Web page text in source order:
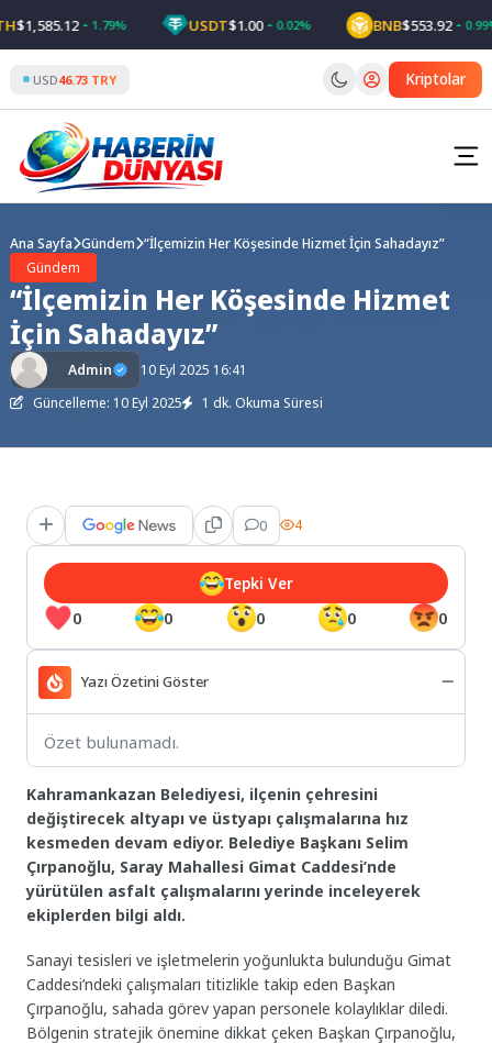
to
content
1.79% USDT$1.00 0.02% BNB$553.92 0.99%
USD46.73 TRY Kriptolar
Ana Sayfa Gündem “İlçemizin Her Köşesinde Hizmet İçin Sahadayız”
Gündem
“İlçemizin Her Köşesinde Hizmet
İçin Sahadayız”
Admin
10 Eyl 2025 16:41
Güncelleme: 10 Eyl 2025
1 dk. Okuma Süresi
0 4
0 0 0 0 0
Tepki Ver
Yazı Özetini Göster
Özet bulunamadı.
Kahramankazan Belediyesi, ilçenin çehresini
değiştirecek altyapı ve üstyapı çalışmalarına hız
kesmeden devam ediyor. Belediye Başkanı Selim
Çırpanoğlu, Saray Mahallesi Gimat Caddesi’nde
yürütülen asfalt çalışmalarını yerinde inceleyerek
ekiplerden bilgi aldı.
Sanayi tesisleri ve işletmelerin yoğunlukta bulunduğu Gimat
Caddesi’ndeki çalışmaları titizlikle takip eden Başkan
Çırpanoğlu, sahada görev yapan personele kolaylıklar diledi.
Bölgenin stratejik önemine dikkat çeken Başkan Çırpanoğlu,